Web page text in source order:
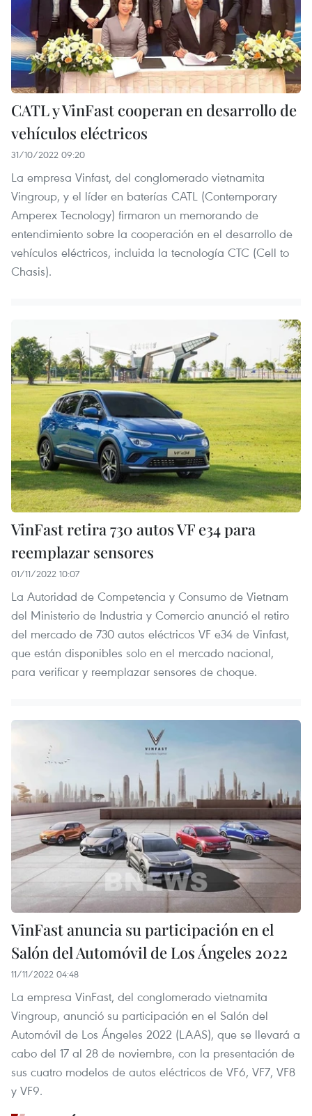
CATL y VinFast cooperan en desarrollo de
vehículos eléctricos
31/10/2022 09:20
La empresa Vinfast, del conglomerado vietnamita
Vingroup, y el líder en baterías CATL (Contemporary
Amperex Tecnology) firmaron un memorando de
entendimiento sobre la cooperación en el desarrollo de
vehículos eléctricos, incluida la tecnología CTC (Cell to
Chasis).
VinFast retira 730 autos VF e34 para
reemplazar sensores
01/11/2022 10:07
La Autoridad de Competencia y Consumo de Vietnam
del Ministerio de Industria y Comercio anunció el retiro
del mercado de 730 autos eléctricos VF e34 de Vinfast,
que están disponibles solo en el mercado nacional,
para verificar y reemplazar sensores de choque.
VinFast anuncia su participación en el
Salón del Automóvil de Los Ángeles 2022
11/11/2022 04:48
La empresa VinFast, del conglomerado vietnamita
Vingroup, anunció su participación en el Salón del
Automóvil de Los Ángeles 2022 (LAAS), que se llevará a
cabo del 17 al 28 de noviembre, con la presentación de
sus cuatro modelos de autos eléctricos de VF6, VF7, VF8
y VF9.